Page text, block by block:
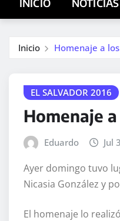
INICIO
Inicio Homenaje a
EL SALVADOR 2016
Homenaje
Eduardo Jul
Ayer domingo tuvo
Nicasia González y
El homenaje lo